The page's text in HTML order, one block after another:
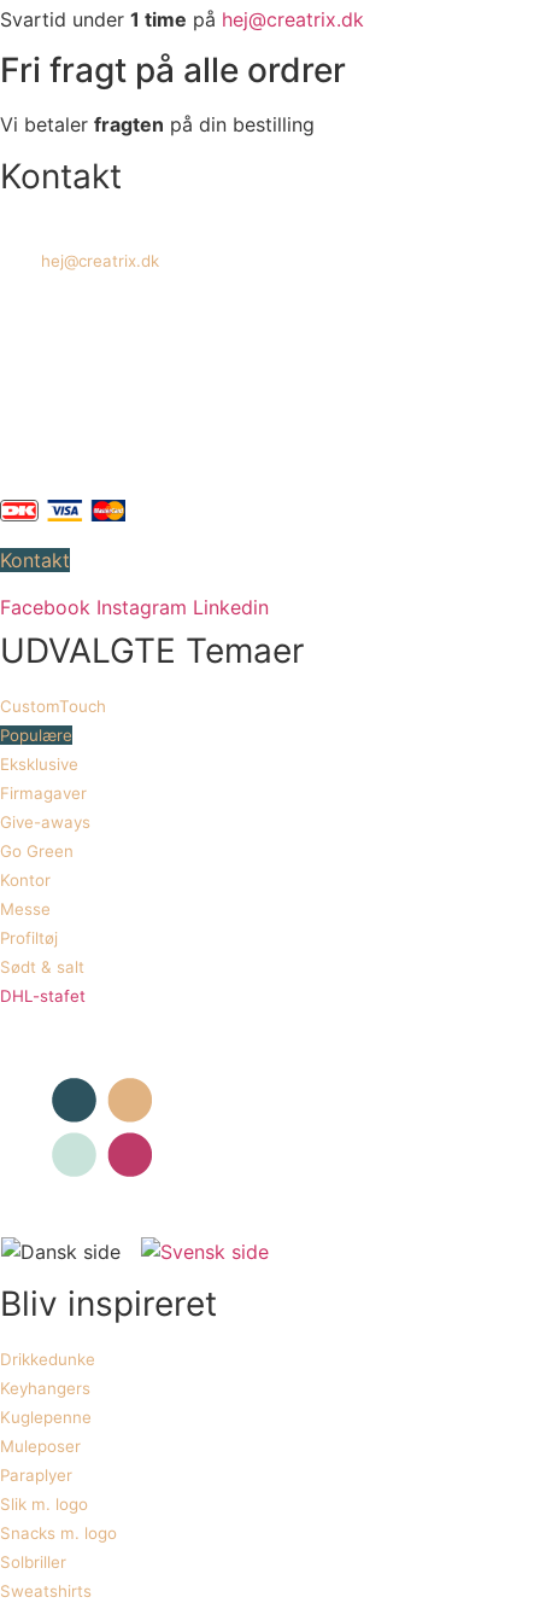
Svartid under 1 time på hej@creatrix.dk
Fri fragt på alle ordrer
Vi betaler fragten på din bestilling
Kontakt
hej@creatrix.dk
Kontakt
Facebook Instagram Linkedin
UDVALGTE Temaer
CustomTouch
Populære
Eksklusive
Firmagaver
Give-aways
Go Green
Kontor
Messe
Profiltøj
Sødt & salt
DHL-stafet
Bliv inspireret
Drikkedunke
Keyhangers
Kuglepenne
Muleposer
Paraplyer
Slik m. logo
Snacks m. logo
Solbriller
Sweatshirts